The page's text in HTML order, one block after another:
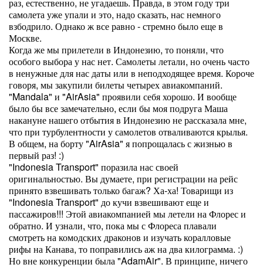
самолета уже упали и это, надо сказать, нас немного
взбодрило. Однако ж все равно - стремно было еще в
Москве.
Когда же мы прилетели в Индонезию, то поняли, что
особого выбора у нас нет. Самолеты летали, но очень часто
в ненужные для нас даты или в неподходящее время. Короче
говоря, мы закупили билеты четырех авиакомпаний.
"Mandala" и "AirAsia" проявили себя хорошо. И вообще
было бы все замечательно, если бы моя подруга Маша
накануне нашего отбытия в Индонезию не рассказала мне,
что при турбулентности у самолетов отваливаются крылья.
В общем, на борту "AirAsia" я попрощалась с жизнью в
первый раз! :)
"Indonesia Transport" поразила нас своей
оригинальностью. Вы думаете, при регистрации на рейс
принято взвешивать только багаж? Ха-ха! Товарищи из
"Indonesia Transport" до кучи взвешивают еще и
пассажиров!!! Этой авиакомпанией мы летели на Флорес и
обратно. И узнали, что, пока мы с Флореса плавали
смотреть на комодских драконов и изучать коралловые
рифы на Канава, то поправились аж на два килограмма. :)
Но вне конкуренции была "AdamAir". В принципе, ничего